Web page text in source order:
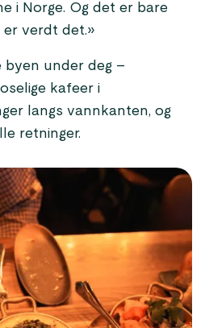
i Norge. Og det er bare
er verdt det.»
byen under deg –
kafeer i
langs vannkanten, og
retninger.